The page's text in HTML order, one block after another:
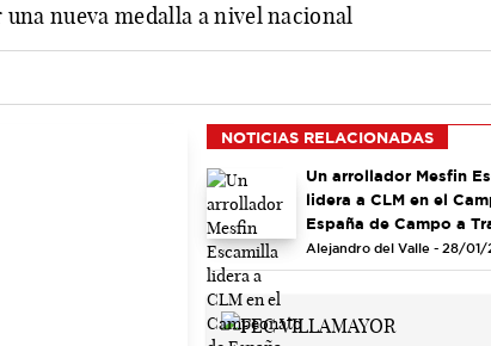
nueva medalla a nivel nacional
NOTICIAS RELACIONADAS
Un arrollador Mesfin
lidera a CLM en el
España de Campo a
Alejandro del Valle - 28/01/